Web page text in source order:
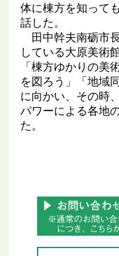
体に棟方を知って
話した。
田中幹夫南砺市
している大原美術
「棟方ゆかりの美
を図ろう」「地域
に向かい、その時
パワーによる各地
た。